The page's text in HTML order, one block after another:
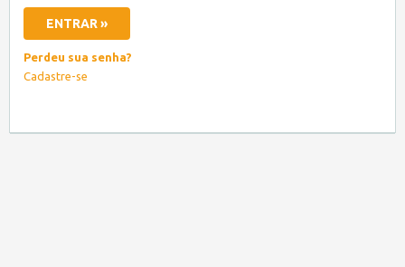
Perdeu sua senha?
Cadastre-se